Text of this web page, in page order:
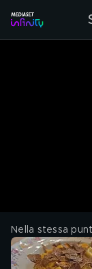
Nella stessa